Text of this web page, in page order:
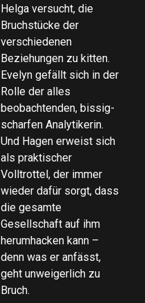
Helga versucht, die
Bruchstücke der
verschiedenen
Beziehungen zu kitten.
Evelyn gefällt sich in der
Rolle der alles
beobachtenden, bissig-
scharfen Analytikerin.
Und Hagen erweist sich
als praktischer
Volltrottel, der immer
wieder dafür sorgt, dass
die gesamte
Gesellschaft auf ihm
herumhacken kann –
denn was er anfässt,
geht unweigerlich zu
Bruch.